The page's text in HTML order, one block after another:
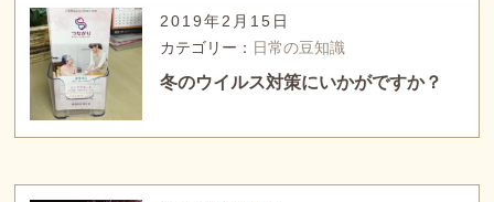
2019年2月15日
カテゴリー： 日常の豆知識
冬のウイルス対策にいかがですか？